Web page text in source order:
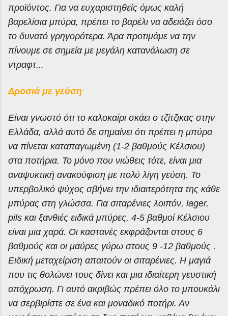
προϊόντος. Για να ευχαριστηθείς όμως καλή
βαρελίσια μπύρα, πρέπει το βαρέλι να αδειάζει όσο
το δυνατό γρηγορότερα. Άρα προτιμάμε να την
πίνουμε σε σημεία με μεγάλη κατανάλωση σε
ντραφτ...
Δροσιά με γεύση
Είναι γνωστό ότι το καλοκαίρι σκάει ο τζίτζικας στην
Ελλάδα, αλλά αυτό δε σημαίνει ότι πρέπει η μπύρα
να πίνεται καταπαγωμένη (1-2 βαθμούς Κέλσιου)
στα ποτήρια. Το μόνο που νιώθεις τότε, είναι μια
αναψυκτική ανακούφιση με πολύ λίγη γεύση. Το
υπερβολικό ψύχος σβήνει την ιδιαιτερότητα της κάθε
μπύρας στη γλώσσα. Για σιταρένιες λοιπόν, lager,
pils και ξανθιές ειδικά μπύρες, 4-5 βαθμοί Κέλσιου
είναι μια χαρά. Οι καστανές εκφράζονται στους 6
βαθμούς και οι μαύρες γύρω στους 9 -12 βαθμούς .
Ειδική μεταχείριση απαιτούν οι σιταρένιες. Η μαγιά
που τις θολώνει τους δίνει και μια ιδιαίτερη γευστική
απόχρωση. Γι αυτό ακριβώς πρέπει όλο το μπουκάλι
να σερβιρίστε σε ένα και μοναδικό ποτήρι. Αν